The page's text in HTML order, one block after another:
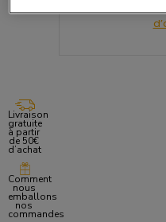
Nous vous
Livraison
gratuite
à partir
de 50€
d’achat
Comment
nous
emballons
nos
commandes